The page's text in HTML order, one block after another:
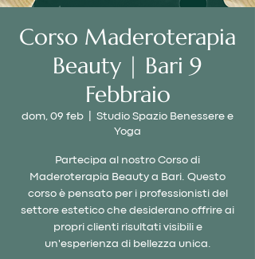
Corso Maderoterapia
Beauty | Bari 9
Febbraio
dom, 09 feb
Studio Spazio Benessere e
Yoga
Partecipa al nostro Corso di
Maderoterapia Beauty a Bari. Questo
corso è pensato per i professionisti del
settore estetico che desiderano offrire ai
propri clienti risultati visibili e
un'esperienza di bellezza unica.